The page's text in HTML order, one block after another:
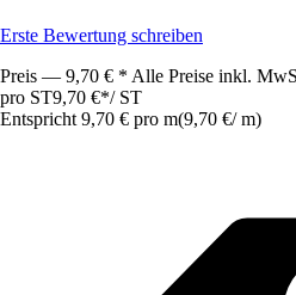
Erste Bewertung schreiben
Preis — 9,70 € * Alle Preise inkl.
pro ST9,70 €*/ ST
Entspricht 9,70 € pro m(9,70 €/ m)